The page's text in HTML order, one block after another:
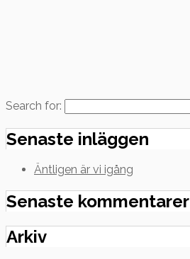
Search for:
Senaste inläggen
Äntligen är vi igång
Senaste kommentarer
Arkiv